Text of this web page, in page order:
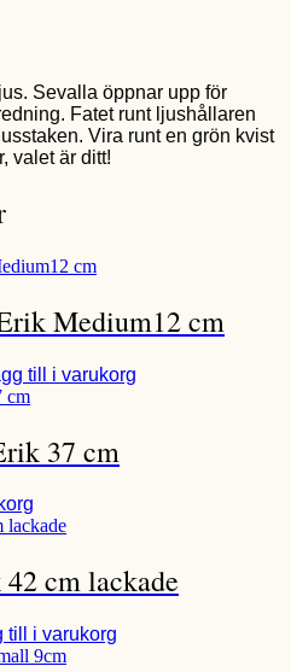
Sevalla öppnar upp för
Fatet runt ljushållaren
Vira runt en grön kvist
valet är ditt!
Medium12 cm
kr
kr
till i varukorg
kan
väljas
37 cm
här
har
flera
De
olika
cm lackade
kr
till i varukorg